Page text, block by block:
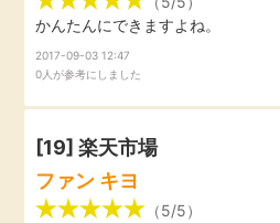
かんたんにできますよね。
2017-09-03 12:47
0人が参考にしました
[19]楽天市場
ファン キヨ
（5/5）